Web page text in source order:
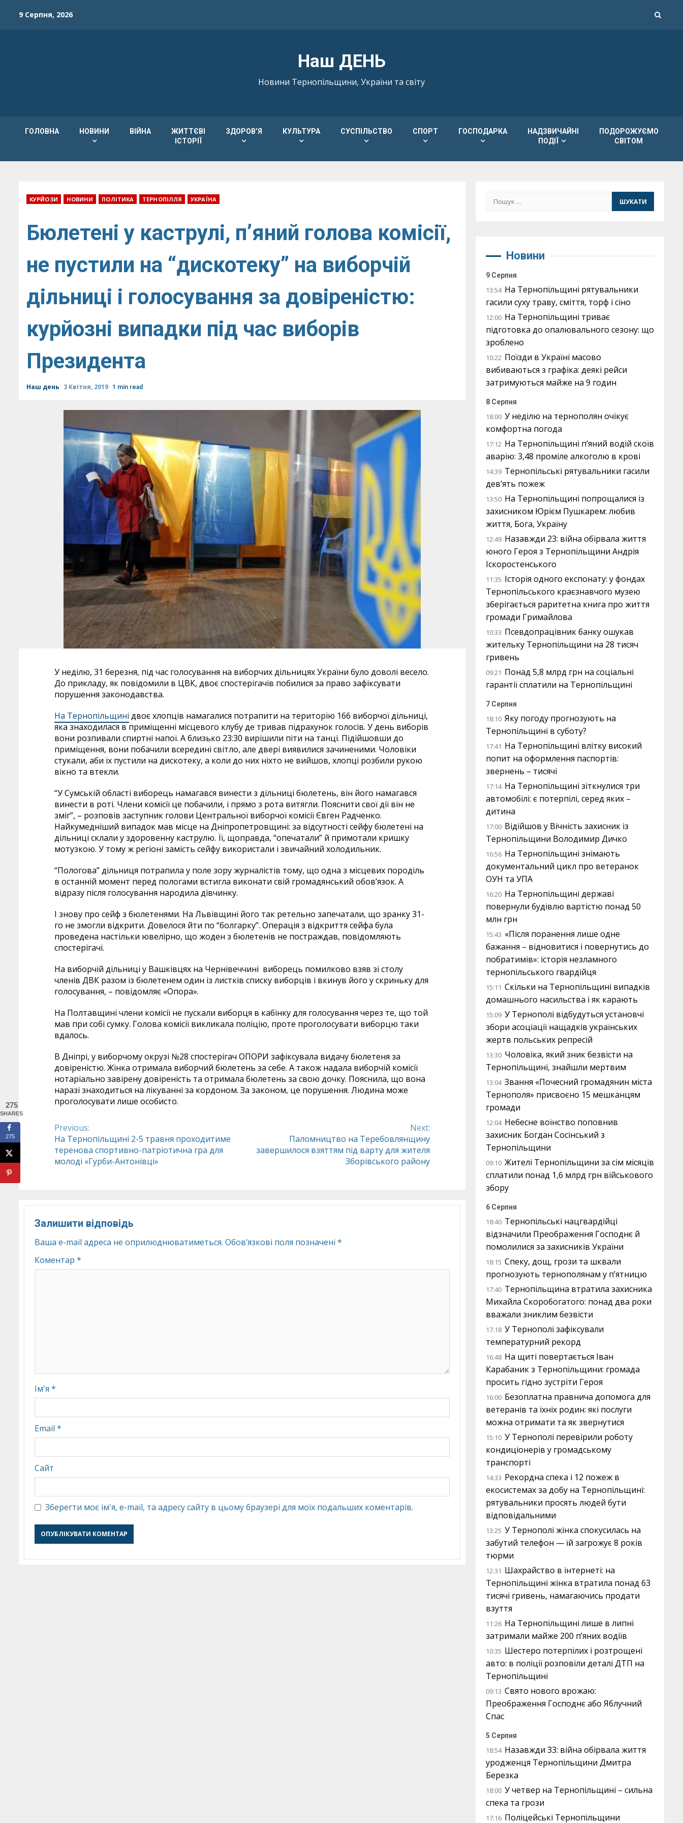
9 Серпня, 2026
Наш ДЕНЬ
Новини Тернопільщини, України та світу
ГОЛОВНА НОВИНИ ВІЙНА
ЖИТТЄВІ
ІСТОРІЇ
ЗДОРОВ’Я КУЛЬТУРА СУСПІЛЬСТВО СПОРТ ГОСПОДАРКА
НАДЗВИЧАЙНІ
ПОДІЇ
ПОДОРОЖУЄМО
СВІТОМ
КУРЙОЗИ НОВИНИ ПОЛІТИКА ТЕРНОПІЛЛЯ УКРАЇНА
Бюлетені у каструлі, п’яний голова комісії,
не пустили на “дискотеку” на виборчій
дільниці і голосування за довіреністю:
курйозні випадки під час виборів
Президента
Наш день 3 Квітня, 2019 1 min read
У неділю, 31 березня, під час голосування на виборчих дільницях України було доволі весело.
До прикладу, як повідомили в ЦВК, двоє спостерігачів побилися за право зафіксувати
порушення законодавства.
На Тернопільщині двоє хлопців намагалися потрапити на територію 166 виборчої дільниці,
яка знаходилася в приміщенні місцевого клубу де тривав підрахунок голосів. У день виборів
вони розпивали спиртні напої. А близько 23:30 вирішили піти на танці. Підійшовши до
приміщення, вони побачили всередині світло, але двері виявилися зачиненими. Чоловіки
стукали, аби їх пустили на дискотеку, а коли до них ніхто не вийшов, хлопці розбили рукою
вікно та втекли.
“У Сумській області виборець намагався винести з дільниці бюлетень, він його намагався
винести в роті. Члени комісії це побачили, і прямо з рота витягли. Пояснити свої дії він не
зміг”, – розповів заступник голови Центральної виборчої комісії Євген Радченко.
Найкумедніший випадок мав місце на Дніпропетровщині: за відсутності сейфу бюлетені на
дільниці склали у здоровенну каструлю. Її, щоправда, “опечатали” й примотали кришку
мотузкою. У тому ж регіоні замість сейфу використали і звичайний холодильник.
“Пологова” дільниця потрапила у поле зору журналістів тому, що одна з місцевих породіль
в останній момент перед пологами встигла виконати свій громадянський обов’язок. А
відразу після голосування народила дівчинку.
І знову про сейф з бюлетенями. На Львівщині його так ретельно запечатали, що зранку 31-
го не змогли відкрити. Довелося йти по “болгарку”. Операція з відкриття сейфа була
проведена настільки ювелірно, що жоден з бюлетенів не постраждав, повідомляють
спостерігачі.
На виборчій дільниці у Вашківцях на Чернівеччині виборець помилково взяв зі столу
членів ДВК разом із бюлетенем один із листків списку виборців і вкинув його у скриньку для
голосування, – повідомляє «Опора».
На Полтавщині члени комісії не пускали виборця в кабінку для голосування через те, що той
мав при собі сумку. Голова комісії викликала поліцію, проте проголосувати виборцю таки
вдалось.
В Дніпрі, у виборчому окрузі №28 спостерігач ОПОРИ зафіксувала видачу бюлетеня за
довіреністю. Жінка отримала виборчий бюлетень за себе. А також надала виборчій комісії
нотаріально завірену довіреність та отримала бюлетень за свою дочку. Пояснила, що вона
наразі знаходиться на лікуванні за кордоном. За законом, це порушення. Людина може
проголосувати лише особисто.
Continue
Reading
Previous:
На Тернопільщині 2-5 травня проходитиме
теренова спортивно-патріотична гра для
молоді «Гурби-Антонівці»
Next:
Паломництво на Теребовлянщину
завершилося взяттям під варту для жителя
Зборівського району
Залишити відповідь
Ваша e-mail адреса не оприлюднюватиметься. Обов’язкові поля позначені *
Коментар *
Ім'я *
Email *
Сайт
Зберегти моє ім'я, e-mail, та адресу сайту в цьому браузері для моїх подальших коментарів.
Пошук:
Новини
9 Серпня
13:54 На Тернопільщині рятувальники
гасили суху траву, сміття, торф і сіно
12:00 На Тернопільщині триває
підготовка до опалювального сезону: що
зроблено
10:22 Поїзди в Україні масово
вибиваються з графіка: деякі рейси
затримуються майже на 9 годин
8 Серпня
18:00 У неділю на тернополян очікує
комфортна погода
17:12 На Тернопільщині п’яний водій скоїв
аварію: 3,48 проміле алкоголю в крові
14:39 Тернопільські рятувальники гасили
дев’ять пожеж
13:50 На Тернопільщині попрощалися із
захисником Юрієм Пушкарем: любив
життя, Бога, Україну
12:49 Назавжди 23: війна обірвала життя
юного Героя з Тернопільщини Андрія
Іскоростенського
11:35 Історія одного експонату: у фондах
Тернопільського краєзнавчого музею
зберігається раритетна книга про життя
громади Гримайлова
10:33 Псевдопрацівник банку ошукав
жительку Тернопільщини на 28 тисяч
гривень
09:21 Понад 5,8 млрд грн на соціальні
гарантії сплатили на Тернопільщині
7 Серпня
18:10 Яку погоду прогнозують на
Тернопільщині в суботу?
17:41 На Тернопільщині влітку високий
попит на оформлення паспортів:
звернень – тисячі
17:14 На Тернопільщині зіткнулися три
автомобілі: є потерпілі, серед яких –
дитина
17:00 Відійшов у Вічність захисник із
Тернопільщини Володимир Дичко
16:56 На Тернопільщині знімають
документальний цикл про ветеранок
ОУН та УПА
16:20 На Тернопільщині державі
повернули будівлю вартістю понад 50
млн грн
15:43 «Після поранення лише одне
бажання – відновитися і повернутись до
побратимів»: історія незламного
тернопільського гвардійця
15:11 Скільки на Тернопільщині випадків
домашнього насильства і як карають
15:09 У Тернополі відбудуться установчі
збори асоціації нащадків українських
жертв польських репресій
13:30 Чоловіка, який зник безвісти на
Тернопільщині, знайшли мертвим
13:04 Звання «Почесний громадянин міста
Тернополя» присвоєно 15 мешканцям
громади
12:04 Небесне воїнство поповнив
захисник Богдан Сосінський з
Тернопільщини
09:10 Жителі Тернопільщини за сім місяців
сплатили понад 1,6 млрд грн військового
збору
6 Серпня
18:40 Тернопільські нацгвардійці
відзначили Преображення Господнє й
помолилися за захисників України
18:15 Спеку, дощ, грози та шквали
прогнозують тернополянам у п’ятницю
17:40 Тернопільщина втратила захисника
Михайла Скоробогатого: понад два роки
вважали зниклим безвісти
17:18 У Тернополі зафіксували
температурний рекорд
16:48 На щиті повертається Іван
Карабаник з Тернопільщини: громада
просить гідно зустріти Героя
16:00 Безоплатна правнича допомога для
ветеранів та їхніх родин: які послуги
можна отримати та як звернутися
15:10 У Тернополі перевірили роботу
кондиціонерів у громадському
транспорті
14:33 Рекордна спека і 12 пожеж в
екосистемах за добу на Тернопільщині:
рятувальники просять людей бути
відповідальними
13:25 У Тернополі жінка спокусилась на
забутий телефон — їй загрожує 8 років
тюрми
12:31 Шахрайство в інтернеті: на
Тернопільщині жінка втратила понад 63
тисячі гривень, намагаючись продати
взуття
11:26 На Тернопільщині лише в липні
затримали майже 200 п’яних водіїв
10:35 Шестеро потерпілих і розтрощені
авто: в поліції розповіли деталі ДТП на
Тернопільщині
09:13 Свято нового врожаю:
Преображення Господнє або Яблучний
Спас
5 Серпня
18:54 Назавжди 33: війна обірвала життя
уродженця Тернопільщини Дмитра
Березка
18:00 У четвер на Тернопільщині – сильна
спека та грози
17:16 Поліцейські Тернопільщини
275
SHARES
275